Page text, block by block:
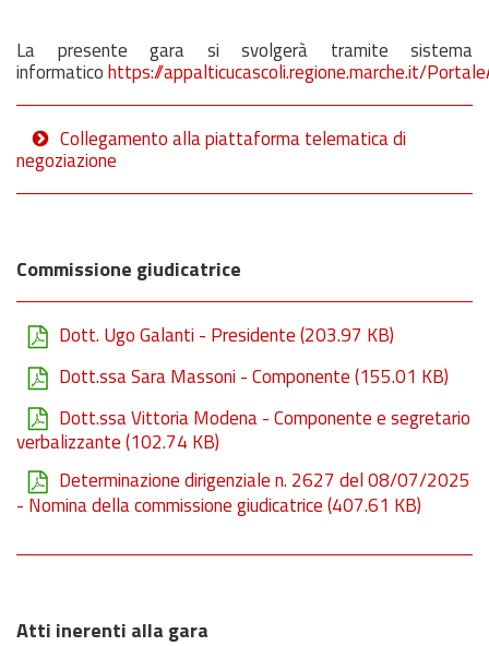
La presente gara si svolgerà tramite sistema
informaticohttps://appalticucascoli.regione.marche.it/
Collegamento alla piattaforma telematica di
negoziazione
Commissione giudicatrice
Dott. Ugo Galanti - Presidente(203.97 KB)
Dott.ssa Sara Massoni - Componente(155.01 KB)
Dott.ssa Vittoria Modena - Componente e segretario
verbalizzante(102.74 KB)
Determinazione dirigenziale n. 2627 del 08/07/2025
- Nomina della commissione giudicatrice(407.61 KB)
Atti inerenti alla gara